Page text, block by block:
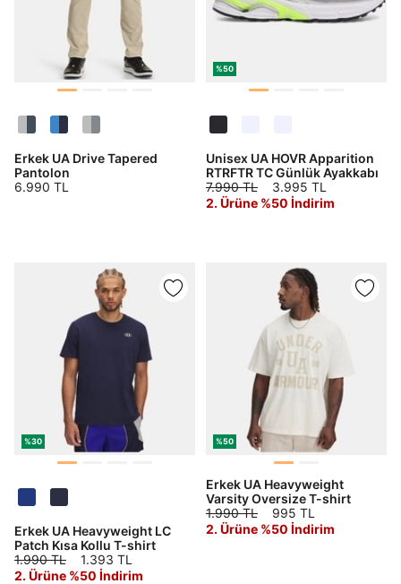
Erkek UA Drive Tapered
Pantolon
6.990 TL
%50
Unisex UA HOVR Apparition
RTRFTR TC Günlük Ayakkabı
7.990 TL
3.995 TL
2. Ürüne %50 İndirim
%30
Erkek UA Heavyweight LC
Patch Kısa Kollu T-shirt
1.990 TL
1.393 TL
2. Ürüne %50 İndirim
%50
Erkek UA Heavyweight
Varsity Oversize T-shirt
1.990 TL
995 TL
2. Ürüne %50 İndirim